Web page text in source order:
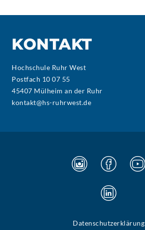
KONTAKT
Hochschule Ruhr West
Postfach 10 07 55
45407 Mülheim an der Ruhr
kontakt@hs-ruhrwest.de
Datenschutzerklärung